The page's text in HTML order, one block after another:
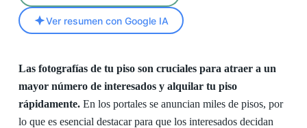
Ver resumen con Google IA
Las fotografías de tu piso son cruciales para atraer a un
mayor número de interesados y alquilar tu piso
rápidamente.En los portales se anuncian miles de pisos, por
lo que es esencial destacar para que los interesados decidan